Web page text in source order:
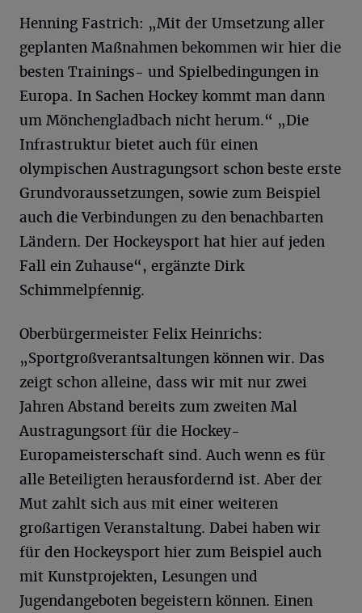
Henning Fastrich: „Mit der Umsetzung aller
geplanten Maßnahmen bekommen wir hier die
besten Trainings- und Spielbedingungen in
Europa. In Sachen Hockey kommt man dann
um Mönchengladbach nicht herum.“ „Die
Infrastruktur bietet auch für einen
olympischen Austragungsort schon beste erste
Grundvoraussetzungen, sowie zum Beispiel
auch die Verbindungen zu den benachbarten
Ländern. Der Hockeysport hat hier auf jeden
Fall ein Zuhause“, ergänzte Dirk
Schimmelpfennig.
Oberbürgermeister Felix Heinrichs:
„Sportgroßverantsaltungen können wir. Das
zeigt schon alleine, dass wir mit nur zwei
Jahren Abstand bereits zum zweiten Mal
Austragungsort für die Hockey-
Europameisterschaft sind. Auch wenn es für
alle Beteiligten herausfordernd ist. Aber der
Mut zahlt sich aus mit einer weiteren
großartigen Veranstaltung. Dabei haben wir
für den Hockeysport hier zum Beispiel auch
mit Kunstprojekten, Lesungen und
Jugendangeboten begeistern können. Einen